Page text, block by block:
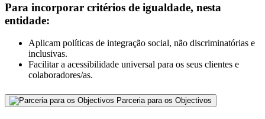
Para incorporar critérios de igualdade, nesta
entidade:
Aplicam políticas de integração social, não discriminatórias e
inclusivas.
Facilitar a acessibilidade universal para os seus clientes e
colaboradores/as.
Parceria para os Objectivos